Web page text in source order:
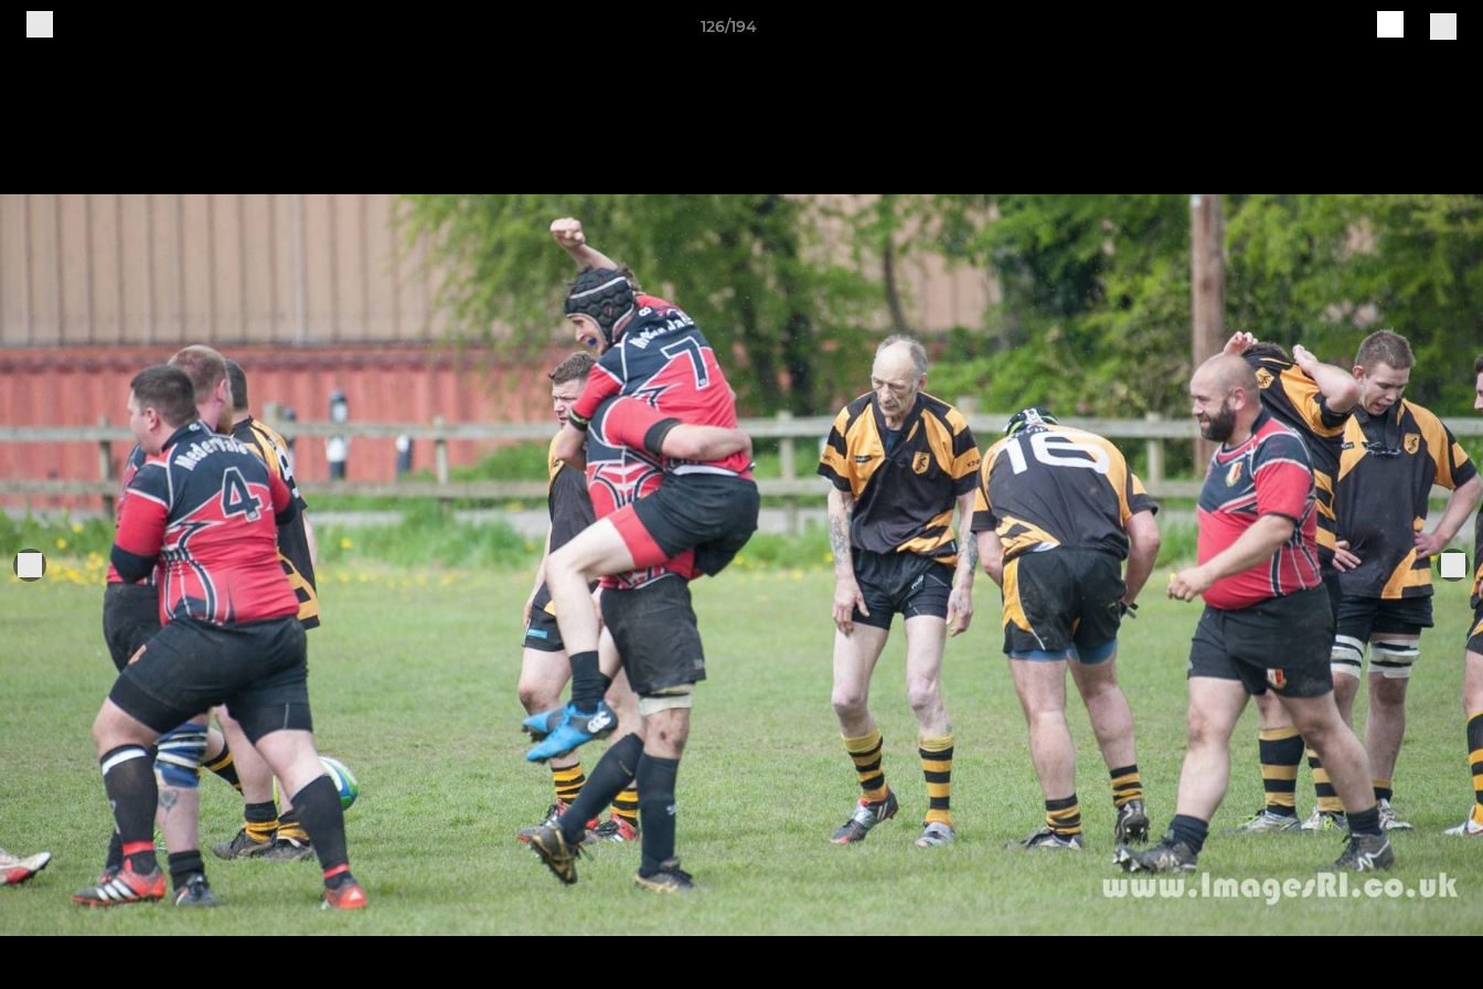
126/194